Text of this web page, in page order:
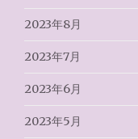
2023年8月
2023年7月
2023年6月
2023年5月